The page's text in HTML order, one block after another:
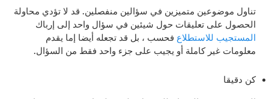
تناول موضوعين متميزين في سؤالين منفصلين. قد لا تؤدي محاولة
الحصول على تعليقات حول شيئين في سؤال واحد إلى إرباك
المستجيب للاستطلاع فحسب ، بل قد تجعله أيضا إما يقدم
معلومات غير كاملة أو يجيب على جزء واحد فقط من السؤال.
كن دقيقا